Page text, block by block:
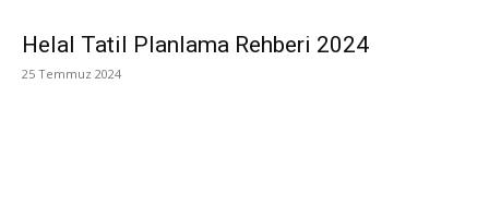
Helal Tatil Planlama Rehberi 2024
25 Temmuz 2024